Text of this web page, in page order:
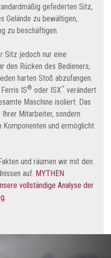
gefederten Sitz,
Gelände zu bewältigen,
zu beschäftigen.
Sitz jedoch nur eine
den Rücken des Bedieners,
harten Stoß abzufangen.
IS® oder ISX™ verändert
Maschine isoliert. Das
Mitarbeiter, sondern
und ermöglicht
und räumen wir mit den
auf. MYTHEN
vollständige Analyse der